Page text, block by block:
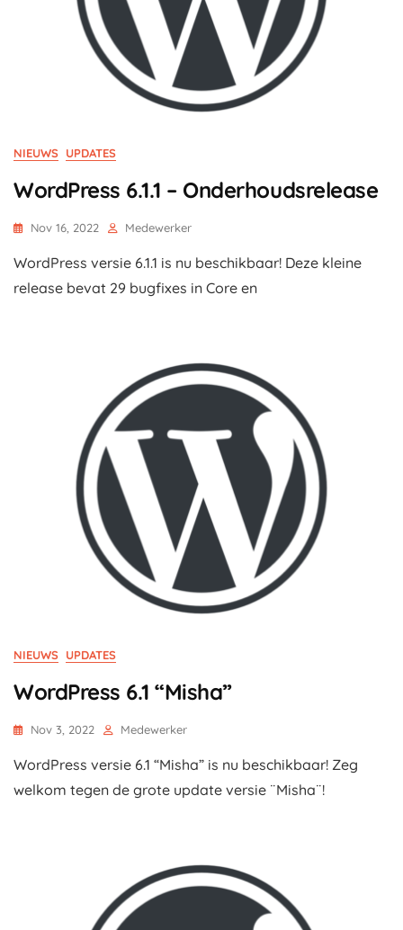
NIEUWS UPDATES
WordPress 6.1.1 – Onderhoudsrelease
Nov 16, 2022 Medewerker
WordPress versie 6.1.1 is nu beschikbaar! Deze kleine
release bevat 29 bugfixes in Core en
NIEUWS UPDATES
WordPress 6.1 “Misha”
Nov 3, 2022 Medewerker
WordPress versie 6.1 “Misha” is nu beschikbaar! Zeg
welkom tegen de grote update versie ¨Misha¨!